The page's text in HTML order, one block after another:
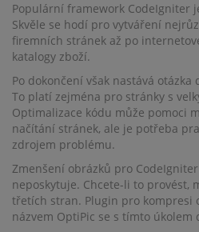
Populární framework CodeIgniter
Skvěle se hodí pro vytváření
firemních stránek až po
katalogy zboží.
Po dokončení však nastává
To platí zejména pro stránky s
Optimalizace kódu může pomoci
načítání stránek, ale je potřeba
zdrojem problému.
Zmenšení obrázků pro
neposkytuje. Chcete-li to provést,
třetích stran. Plugin pro kompresi
názvem OptiPic se s tímto úkolem